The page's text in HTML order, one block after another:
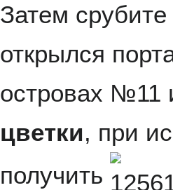
Затем срубите
открылся
островах
цветки, при
получить